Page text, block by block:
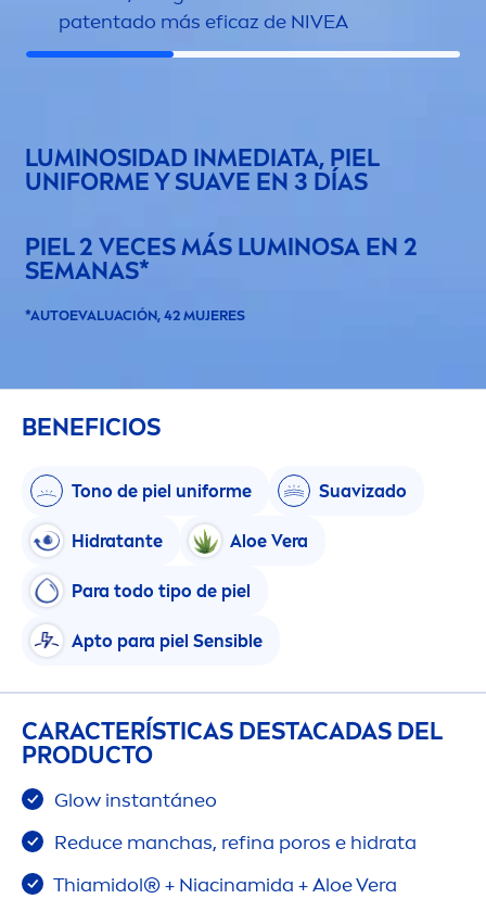
patentado más eficaz de NIVEA
LUMINOSIDAD INMEDIATA, PIEL
UNIFORME Y SUAVE EN 3 DÍAS
PIEL 2 VECES MÁS LUMINOSA EN 2
SEMANAS*
*AUTOEVALUACIÓN, 42 MUJERES
BENEFICIOS
Tono de piel uniforme Suavizado
Hidratante Aloe Vera
Para todo tipo de piel
Apto para piel Sensible
CARACTERÍSTICAS DESTACADAS DEL
PRODUCTO
Glow instantáneo
Reduce manchas, refina poros e hidrata
Thiamidol® + Niacinamida + Aloe Vera